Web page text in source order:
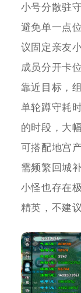
小号分散驻
避免单一点
议固定亲友
成员分开卡
靠近目标，
单轮蹲守耗
的时段，大
可搭配地宫
需频繁回城
小怪也存在
精英，不建